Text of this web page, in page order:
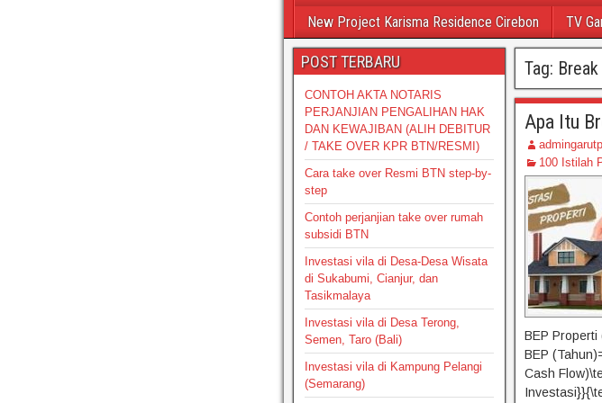
New Project Karisma Residence Cirebon
TV
Tag:
Apa Itu
100 Istilah
BEP Properti
BEP
Cash
POST TERBARU
CONTOH AKTA NOTARIS
PERJANJIAN PENGALIHAN HAK
DAN KEWAJIBAN (ALIH DEBITUR
/ TAKE OVER KPR BTN/RESMI)
Cara take over Resmi BTN step-by-
step
Contoh perjanjian take over rumah
subsidi BTN
Investasi vila di Desa-Desa Wisata
di Sukabumi, Cianjur, dan
Tasikmalaya
Investasi vila di Desa Terong,
Semen, Taro (Bali)
Investasi vila di Kampung Pelangi
(Semarang)